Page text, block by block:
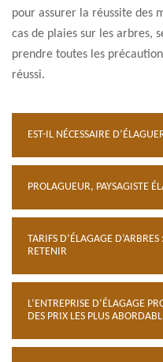
pour assurer la réussite des
cas de plaies sur les arbres,
prendre toutes les
réussi.
EST-IL NÉCESSAIRE
PROLAGUEUR, PAYSAGISTE
TARIFS D’ÉLAGAGE
RETENIR
L’ENTREPRISE D’ÉLAGAGE
DES PRIX LES PLUS